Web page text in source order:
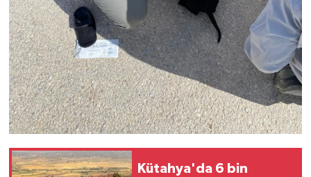
Kütahya'da 6 bin